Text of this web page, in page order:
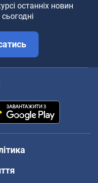
останніх новин